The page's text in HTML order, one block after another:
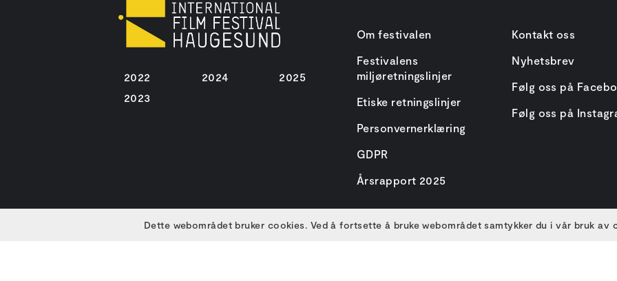
2022
2023
2024 2025
Om festivalen
Festivalens
miljøretningslinjer
Etiske retningslinjer
Personvernerklæring
GDPR
Årsrapport 2025
Kontakt oss
Nyhetsbrev
Følg oss på
Følg oss på
Dette webområdet bruker cookies. Ved å fortsette å bruke webområdet samtykker du i vår bruk av